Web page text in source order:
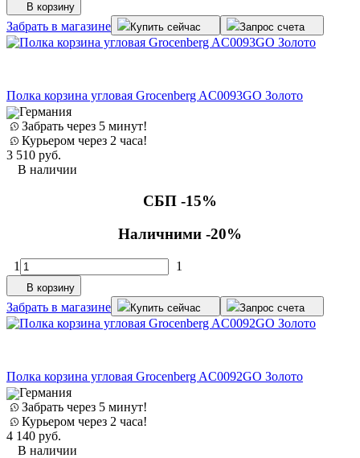
В корзину
Забрать в магазине Купить сейчас Запрос счета
Полка корзина угловая Grocenberg AC0093GO Золото
Германия
Забрать через 5 минут!
Курьером через 2 часа!
3 510 руб.
В наличии
СБП -15%
Наличними -20%
1 1
В корзину
Забрать в магазине Купить сейчас Запрос счета
Полка корзина угловая Grocenberg AC0092GO Золото
Германия
Забрать через 5 минут!
Курьером через 2 часа!
4 140 руб.
В наличии